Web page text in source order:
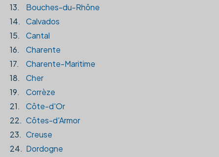
13.
Bouches-du-Rhône
14.
Calvados
15.
Cantal
16.
Charente
17.
Charente-Maritime
18.
Cher
19.
Corrèze
21.
Côte-d'Or
22. Côtes-d'Armor
23. Creuse
24. Dordogne